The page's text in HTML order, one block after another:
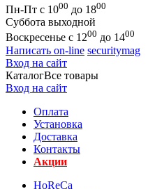
Пн-Пт с 1000 до 1800
Суббота выходной
Воскресенье с 1200 до 1400
Написать on-line securitymag
Вход на сайт
КаталогВсе товары
Вход на сайт
Оплата
Установка
Доставка
Контакты
Акции
HoReCa